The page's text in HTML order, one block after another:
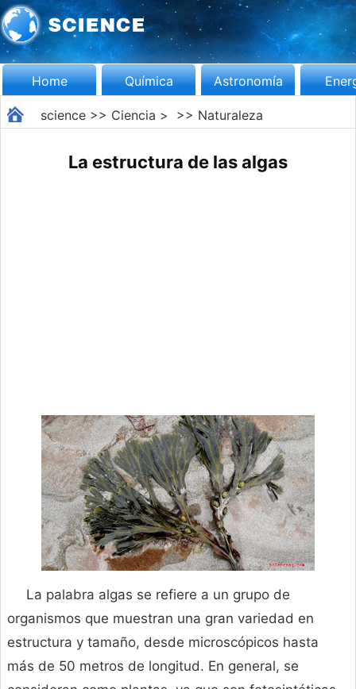
Home Química Astronomía
science>> Ciencia > >> Naturaleza
La estructura de las algas
La palabra algas se refiere a un grupo de
organismos que muestran una gran variedad en
estructura y tamaño, desde microscópicos hasta
más de 50 metros de longitud. En general, se